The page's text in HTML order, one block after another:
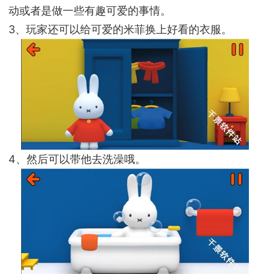
动或者是做一些有趣可爱的事情。
3、玩家还可以给可爱的米菲换上好看的衣服。
4、然后可以带他去洗澡哦。